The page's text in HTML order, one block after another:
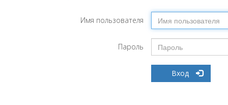
Имя пользователя
Пароль
Вход